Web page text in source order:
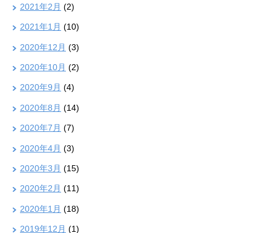
2021年2月 (2)
2021年1月 (10)
2020年12月 (3)
2020年10月 (2)
2020年9月 (4)
2020年8月 (14)
2020年7月 (7)
2020年4月 (3)
2020年3月 (15)
2020年2月 (11)
2020年1月 (18)
2019年12月 (1)